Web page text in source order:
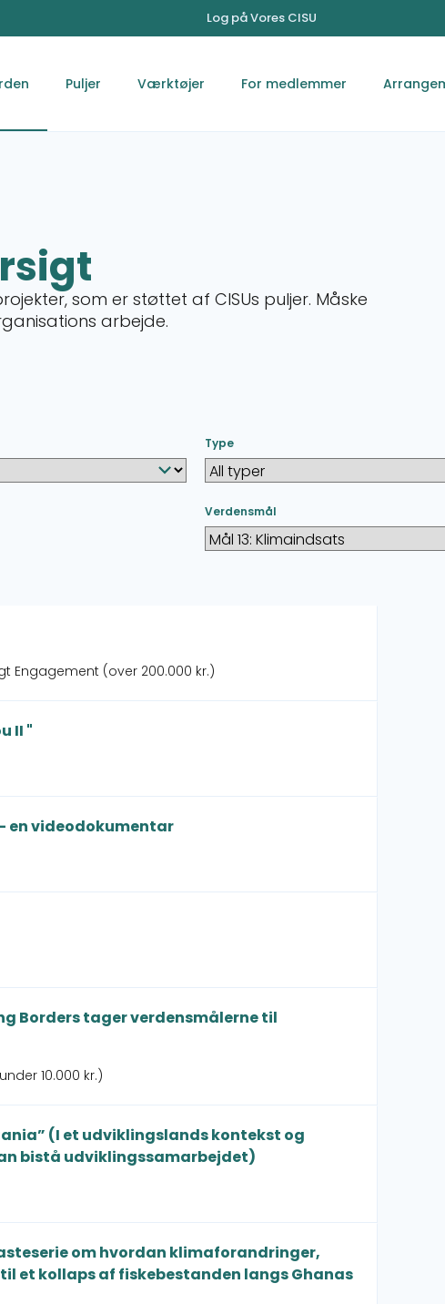
Log på Vores CISU
Puljer Værktøjer For medlemmer
som er støttet af CISUs puljer. Måske
arbejde.
Type
Verdensmål
Engagement (over 200.000 kr.)
II "
en videodokumentar
Borders tager verdensmålerne til
10.000 kr.)
(I et udviklingslands kontekst og
bistå udviklingssamarbejdet)
om hvordan klimaforandringer,
et kollaps af fiskebestanden langs Ghanas